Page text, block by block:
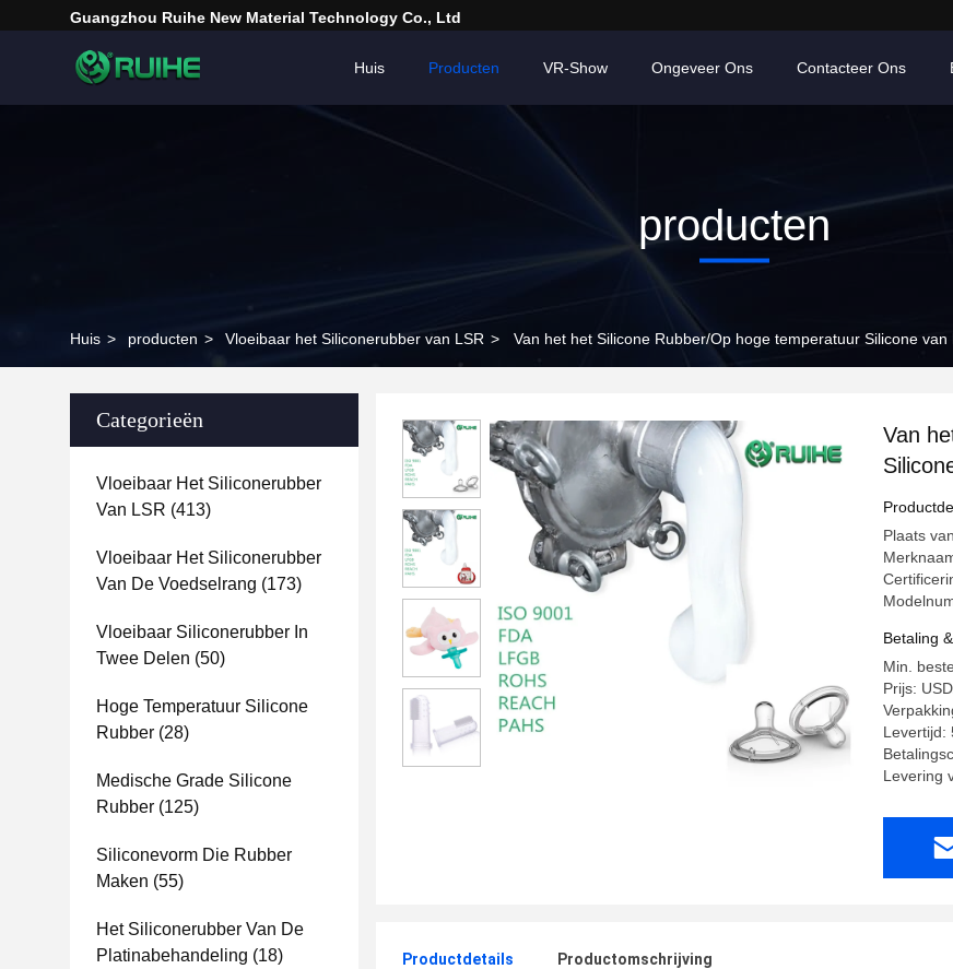
Guangzhou Ruihe New Material Technology Co., Ltd
Huis Producten VR-Show Ongeveer Ons Contacteer Ons
producten
Huis > producten > Vloeibaar het Siliconerubber van LSR > Van het het Silicone Rubber/Op hoge temperatuur Silicone
Categorieën
Vloeibaar Het Siliconerubber
Van LSR (413)
Vloeibaar Het Siliconerubber
Van De Voedselrang (173)
Vloeibaar Siliconerubber In
Twee Delen (50)
Hoge Temperatuur Silicone
Rubber (28)
Medische Grade Silicone
Rubber (125)
Siliconevorm Die Rubber
Maken (55)
Het Siliconerubber Van De
Platinabehandeling (18)
Van
hoge
Plaats
Betaling
Min.
Prijs:
Levertijd:
Levering
Productdetails Productomschrijving